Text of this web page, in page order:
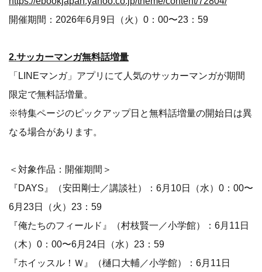
開催期間：2026年6月9日（火）0：00〜23：59
2.サッカーマンガ無料話増量
「LINEマンガ」アプリにて人気のサッカーマンガが期間
限定で無料話増量。
※特集ページのピックアップ日と無料話増量の開始日は異
なる場合があります。
＜対象作品：開催期間＞
『DAYS』（安田剛士／講談社）：6月10日（水）0：00〜
6月23日（火）23：59
『俺たちのフィールド』（村枝賢一／小学館）：6月11日
（木）0：00〜6月24日（水）23：59
『ホイッスル！Ｗ』（樋口大輔／小学館）：6月11日